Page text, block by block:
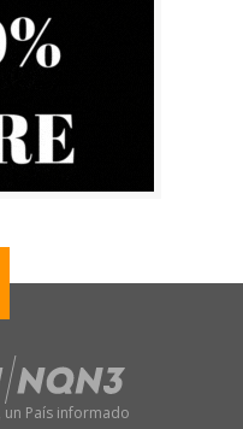
un País informado